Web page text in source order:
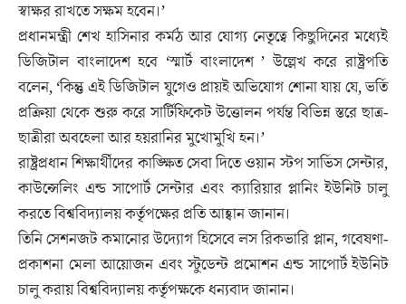
স্বাক্ষর রাখতে সক্ষম হবেন।’
প্রধানমন্ত্রী শেখ হাসিনার কর্মঠ আর যোগ্য নেতৃত্বে কিছুদিনের মধ্যেই
ডিজিটাল বাংলাদেশ হবে ‘স্মার্ট বাংলাদেশ ’ উল্লেখ করে রাষ্ট্রপতি
বলেন, ‘কিন্তু এই ডিজিটাল যুগেও প্রায়ই অভিযোগ শোনা যায় যে, ভর্তি
প্রক্রিয়া থেকে শুরু করে সার্টিফিকেট উত্তোলন পর্যন্ত বিভিন্ন স্তরে ছাত্র-
ছাত্রীরা অবহেলা আর হয়রানির মুখোমুখি হন।’
রাষ্ট্রপ্রধান শিক্ষার্থীদের কাঙ্ক্ষিত সেবা দিতে ওয়ান স্টপ সার্ভিস সেন্টার,
কাউন্সেলিং এন্ড সাপোর্ট সেন্টার এবং ক্যারিয়ার প্লানিং ইউনিট চালু
করতে বিশ্ববিদ্যালয় কর্তৃপক্ষের প্রতি আহ্বান জানান।
তিনি সেশনজট কমানোর উদ্যোগ হিসেবে লস রিকভারি প্লান, গবেষণা-
প্রকাশনা মেলা আয়োজন এবং স্টুডেন্ট প্রমোশন এন্ড সাপোর্ট ইউনিট
চালু করায় বিশ্ববিদ্যালয় কর্তৃপক্ষকে ধন্যবাদ জানান।